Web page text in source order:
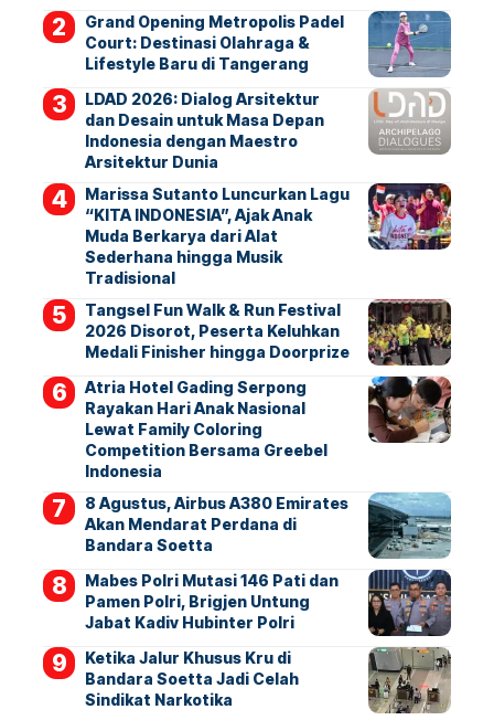
Grand Opening Metropolis Padel
Court: Destinasi Olahraga &
Lifestyle Baru di Tangerang
LDAD 2026: Dialog Arsitektur
dan Desain untuk Masa Depan
Indonesia dengan Maestro
Arsitektur Dunia
Marissa Sutanto Luncurkan Lagu
“KITA INDONESIA”, Ajak Anak
Muda Berkarya dari Alat
Sederhana hingga Musik
Tradisional
Tangsel Fun Walk & Run Festival
2026 Disorot, Peserta Keluhkan
Medali Finisher hingga Doorprize
Atria Hotel Gading Serpong
Rayakan Hari Anak Nasional
Lewat Family Coloring
Competition Bersama Greebel
Indonesia
8 Agustus, Airbus A380 Emirates
Akan Mendarat Perdana di
Bandara Soetta
Mabes Polri Mutasi 146 Pati dan
Pamen Polri, Brigjen Untung
Jabat Kadiv Hubinter Polri
Ketika Jalur Khusus Kru di
Bandara Soetta Jadi Celah
Sindikat Narkotika